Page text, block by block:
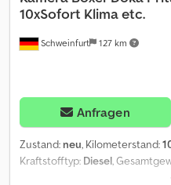
Schweinfurt 127 km
10xSofort Klima etc.
Anfragen
Zustand: neu, Kilometerstand:
Kraftstofftyp: Diesel,